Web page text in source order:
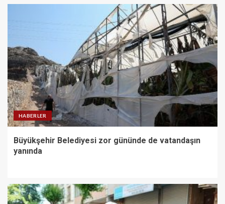
HABERLER
Büyükşehir Belediyesi zor gününde de vatandaşın
yanında